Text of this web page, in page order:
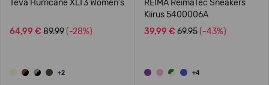
Teva Hurricane XLT3 Women's
64,99 € 89.99 (-28%)
+2
REIMA ReimaTec Sneakers
Kiirus 5400006A
39,99 € 69.95 (-43%)
+4